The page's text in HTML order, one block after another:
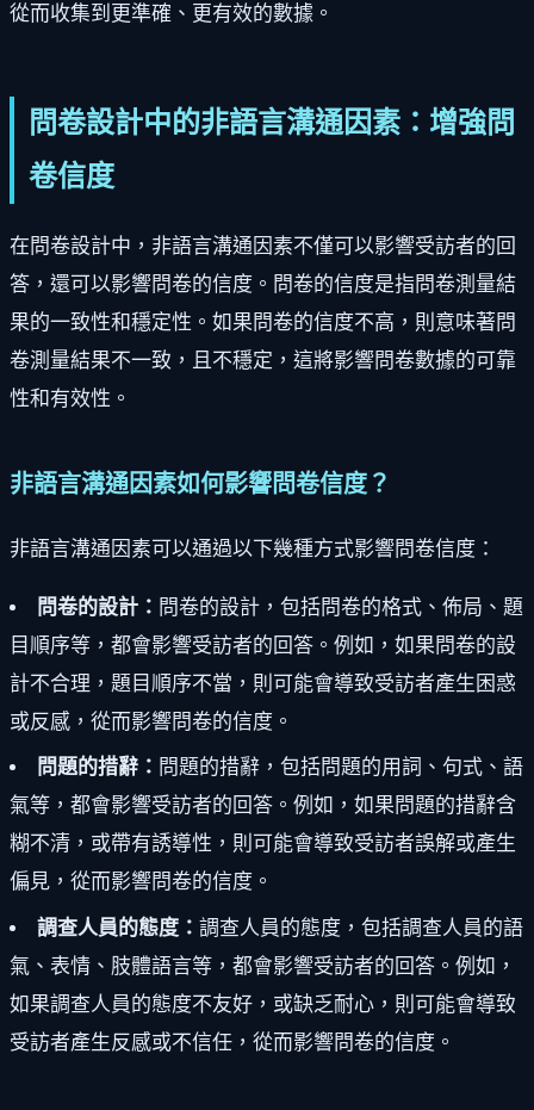
從而收集到更準確、更有效的數據。
問卷設計中的非語言溝通因素：增強問
卷信度
在問卷設計中，非語言溝通因素不僅可以影響受訪者的回
答，還可以影響問卷的信度。問卷的信度是指問卷測量結
果的一致性和穩定性。如果問卷的信度不高，則意味著問
卷測量結果不一致，且不穩定，這將影響問卷數據的可靠
性和有效性。
非語言溝通因素如何影響問卷信度？
非語言溝通因素可以通過以下幾種方式影響問卷信度：
問卷的設計： 問卷的設計，包括問卷的格式、佈局、題
目順序等，都會影響受訪者的回答。例如，如果問卷的設
計不合理，題目順序不當，則可能會導致受訪者產生困惑
或反感，從而影響問卷的信度。
問題的措辭： 問題的措辭，包括問題的用詞、句式、語
氣等，都會影響受訪者的回答。例如，如果問題的措辭含
糊不清，或帶有誘導性，則可能會導致受訪者誤解或產生
偏見，從而影響問卷的信度。
調查人員的態度： 調查人員的態度，包括調查人員的語
氣、表情、肢體語言等，都會影響受訪者的回答。例如，
如果調查人員的態度不友好，或缺乏耐心，則可能會導致
受訪者產生反感或不信任，從而影響問卷的信度。